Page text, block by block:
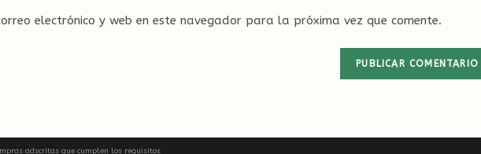
de
de
electrónico y web en este navegador para la próxima vez que comente.
adscritas que cumplen los requisitos